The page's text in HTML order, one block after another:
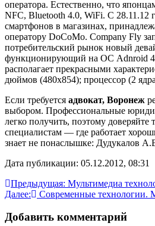
оператора. Естественно, что
NFC, Bluetooth 4.0, WiFi. С 28.11.12
смартфонов в магазинах,
оператору DoCoMo. Company Fly
потребительский рынок новый
функционирующий на ОС Adnroid
располагает прекрасными
дюймов (480х854); процессор (2
Если требуется адвокат, Воронеж
выбором. Профессиональные
легко получить, поэтому доверяйте
специалистам — где работает
знает не понаслышке: Дудукалов
Дата публикации: 05.12.2012, 08:31
Навигация
по
записям
Предыдущая: Мультимедиа
Далее:
Современные технологии.
Добавить комментарий